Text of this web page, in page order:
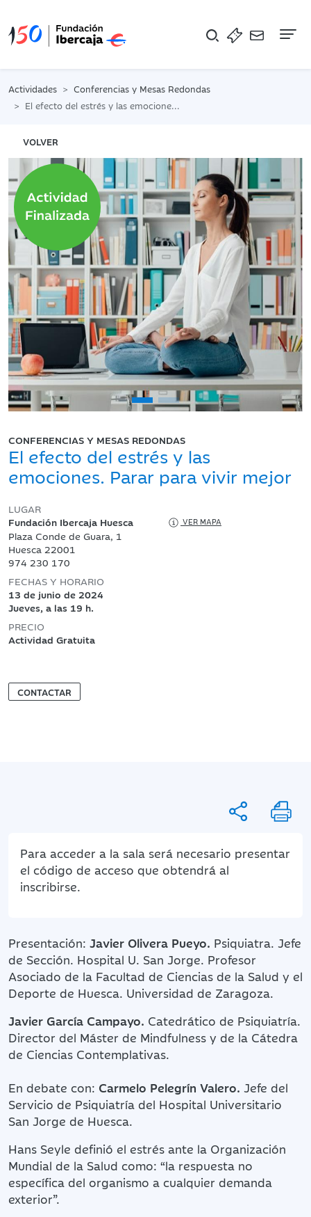
Actividades
Conferencias y Mesas Redondas
El efecto del estrés y las emociones. Parar para vivir mejor
VOLVER
CONFERENCIAS Y MESAS REDONDAS
El efecto del estrés y las
emociones. Parar para vivir mejor
LUGAR
Fundación Ibercaja Huesca
VER MAPA
Plaza Conde de Guara, 1
Huesca 22001
974 230 170
FECHAS Y HORARIO
13 de junio de 2024
Jueves, a las 19 h.
PRECIO
Actividad Gratuita
CONTACTAR
Para acceder a la sala será necesario presentar
el código de acceso que obtendrá al
inscribirse.
Presentación: Javier Olivera Pueyo. Psiquiatra. Jefe
de Sección. Hospital U. San Jorge. Profesor
Asociado de la Facultad de Ciencias de la Salud y el
Deporte de Huesca. Universidad de Zaragoza.
Javier García Campayo. Catedrático de Psiquiatría.
Director del Máster de Mindfulness y de la Cátedra
de Ciencias Contemplativas.
En debate con: Carmelo Pelegrín Valero. Jefe del
Servicio de Psiquiatría del Hospital Universitario
San Jorge de Huesca.
Hans Seyle definió el estrés ante la Organización
Mundial de la Salud como: “la respuesta no
específica del organismo a cualquier demanda
exterior”.